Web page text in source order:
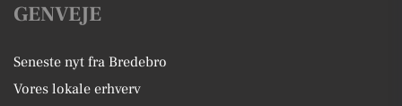
GENVEJE
Seneste nyt fra Bredebro
Vores lokale erhverv